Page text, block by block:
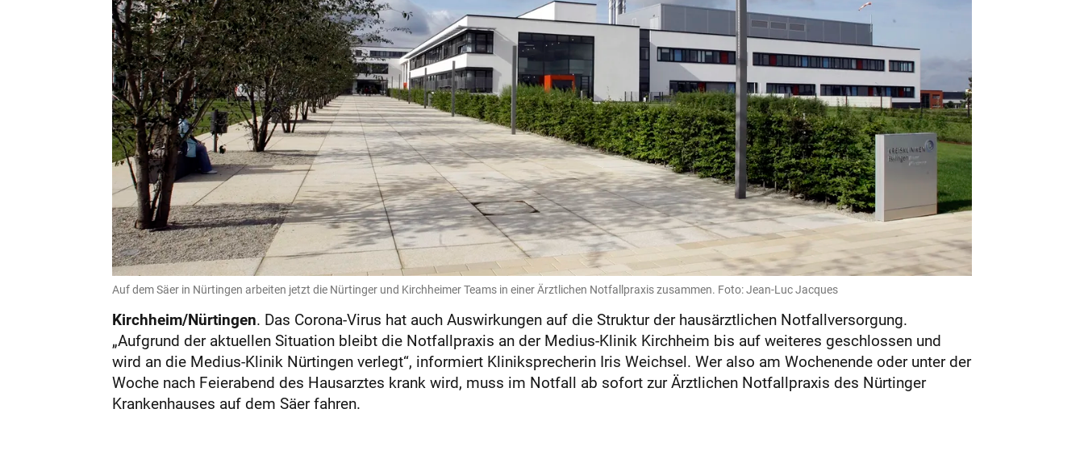
Auf dem Säer in Nürtingen arbeiten jetzt die Nürtinger und Kirchheimer Teams in einer Ärztlichen Notfallpraxis zusammen. Foto: Jean-Luc Jacques
Kirchheim/Nürtingen. Das Corona-Virus hat auch Auswirkungen auf die Struktur der hausärztlichen Notfallversorgung.
„Aufgrund der aktuellen Situation bleibt die Notfallpraxis an der Medius-Klinik Kirchheim bis auf weiteres geschlossen und
wird an die Medius-Klinik Nürtingen verlegt“, informiert Kliniksprecherin Iris Weichsel. Wer also am Wochenende oder unter der
Woche nach Feierabend des Hausarztes krank wird, muss im Notfall ab sofort zur Ärztlichen Notfallpraxis des Nürtinger
Krankenhauses auf dem Säer fahren.